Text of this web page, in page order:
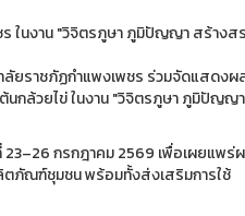
ในงาน "วิจิตรภูษา ภูมิปัญญา สร้างส
ยราชภัฏกำแพงเพชร ร่วมจัดแสดงผ
ล้วยไข่ ในงาน "วิจิตรภูษา ภูมิปัญญ
23–26 กรกฎาคม 2569 เพื่อเผยแพร่
ภัณฑ์ชุมชน พร้อมทั้งส่งเสริมการใช้